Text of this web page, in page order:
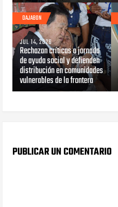
DAJABON
JUL 14, 2026
Rechazan críticas a jornada
de ayuda social y defienden
distribución en comunidades
vulnerables de la frontera
PUBLICAR UN COMENTARIO